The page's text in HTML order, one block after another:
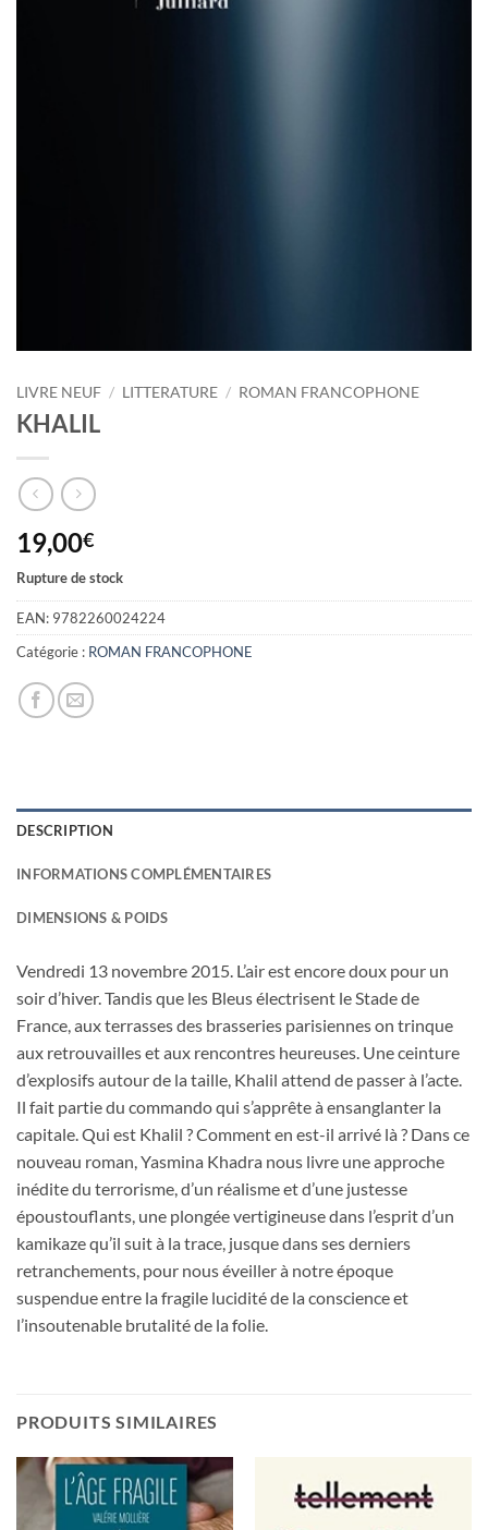
LIVRE NEUF / LITTERATURE / ROMAN FRANCOPHONE
KHALIL
19,00€
Rupture de stock
EAN: 9782260024224
Catégorie : ROMAN FRANCOPHONE
DESCRIPTION
INFORMATIONS COMPLÉMENTAIRES
DIMENSIONS & POIDS
Vendredi 13 novembre 2015. L’air est encore doux pour un
soir d’hiver. Tandis que les Bleus électrisent le Stade de
France, aux terrasses des brasseries parisiennes on trinque
aux retrouvailles et aux rencontres heureuses. Une ceinture
d’explosifs autour de la taille, Khalil attend de passer à l’acte.
Il fait partie du commando qui s’apprête à ensanglanter la
capitale. Qui est Khalil ? Comment en est-il arrivé là ? Dans ce
nouveau roman, Yasmina Khadra nous livre une approche
inédite du terrorisme, d’un réalisme et d’une justesse
époustouflants, une plongée vertigineuse dans l’esprit d’un
kamikaze qu’il suit à la trace, jusque dans ses derniers
retranchements, pour nous éveiller à notre époque
suspendue entre la fragile lucidité de la conscience et
l’insoutenable brutalité de la folie.
PRODUITS SIMILAIRES